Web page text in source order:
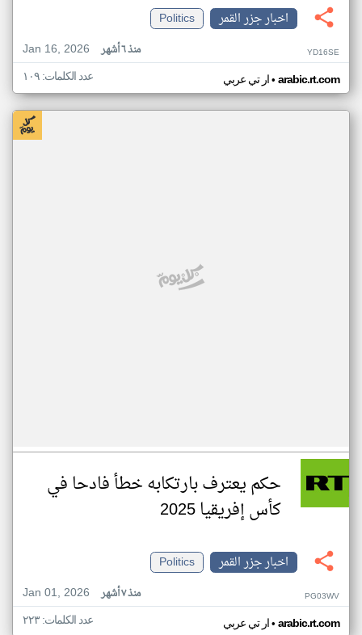
اخبار جزر القمر
Politics
Jan 16, 2026
منذ ٦ أشهر YD16SE
ار تي عربي• arabic.rt.com عدد الكلمات: ١٠٩
حكم يعترف بارتكابه خطأ فادحا في
كأس إفريقيا 2025
اخبار جزر القمر
Politics
Jan 01, 2026
منذ ٧ أشهر PG03WV
ار تي عربي• arabic.rt.com عدد الكلمات: ٢٢٣